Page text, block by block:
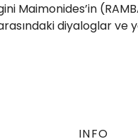
Maimonides’in
diyaloglar ve
INFO